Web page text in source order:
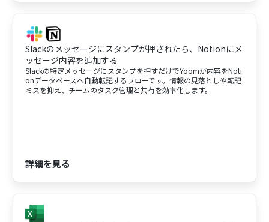
Slackのメッセージにスタンプが押されたら、Notionにメ
ッセージ内容を追加する
Slackの特定メッセージにスタンプを押すだけでYoomが内容をNoti
onデータベースへ自動転記するフローです。情報の見落としや転記
ミスを抑え、チームのタスク管理と共有を効率化します。
詳細を見る